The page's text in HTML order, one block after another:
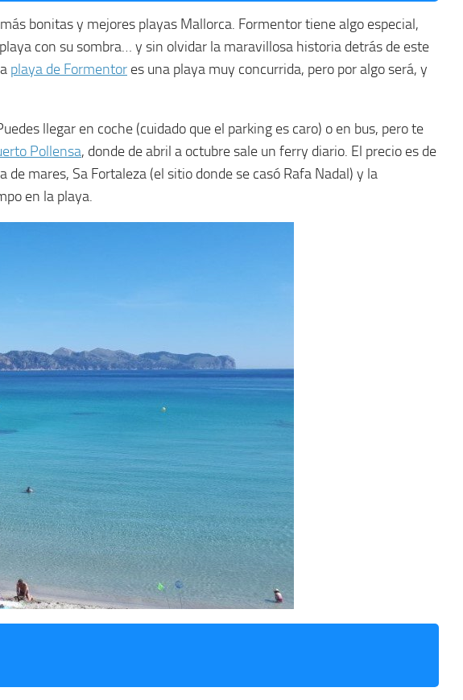
bonitas y mejores playas Mallorca. Formentor tiene algo especial,
con su sombra… y sin olvidar la maravillosa historia detrás de este
playa de Formentor es una playa muy concurrida, pero por algo será, y
llegar en coche (cuidado que el parking es caro) o en bus, pero te
Pollensa, donde de abril a octubre sale un ferry diario. El precio es de
mares, Sa Fortaleza (el sitio donde se casó Rafa Nadal) y la
en la playa.